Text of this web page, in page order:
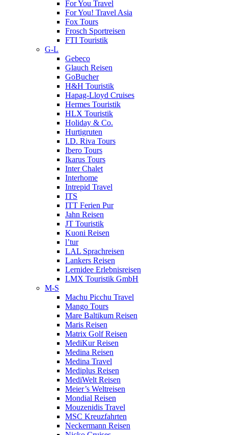
For You Travel
For You! Travel Asia
Fox Tours
Frosch Sportreisen
FTI Touristik
G-L
Gebeco
Glauch Reisen
GoBucher
H&H Touristik
Hapag-Lloyd Cruises
Hermes Touristik
HLX Touristik
Holiday & Co.
Hurtigruten
I.D. Riva Tours
Ibero Tours
Ikarus Tours
Inter Chalet
Interhome
Intrepid Travel
ITS
ITT Ferien Pur
Jahn Reisen
JT Touristik
Kuoni Reisen
l’tur
LAL Sprachreisen
Lankers Reisen
Lernidee Erlebnisreisen
LMX Touristik GmbH
M-S
Machu Picchu Travel
Mango Tours
Mare Baltikum Reisen
Maris Reisen
Matrix Golf Reisen
MediKur Reisen
Medina Reisen
Medina Travel
Mediplus Reisen
MediWelt Reisen
Meier’s Weltreisen
Mondial Reisen
Mouzenidis Travel
MSC Kreuzfahrten
Neckermann Reisen